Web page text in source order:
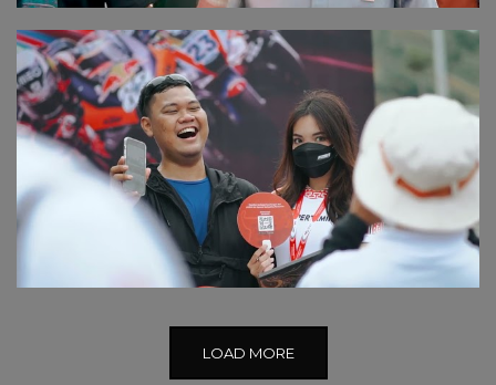
LOAD MORE